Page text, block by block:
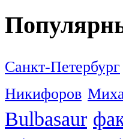
Санкт-Петербург
Никифоров
Bulbasaur